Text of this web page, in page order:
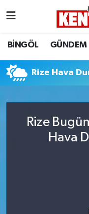
BİNGÖL GÜNDEM
Rize Hava
Rize
Hava
BİLİM-
DÜNYA
EKONOMİ
Bingöl Hava
Bingöl Namaz
Süper Lig